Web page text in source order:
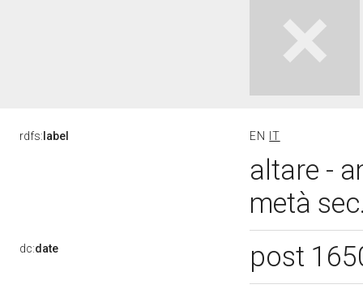
rdfs: label EN IT
altare -
metà
dc:date post